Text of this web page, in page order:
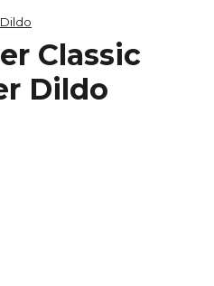
Classic
Dildo